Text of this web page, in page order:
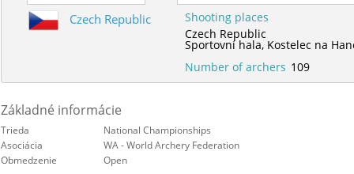
Czech Republic
Shooting places
Czech Republic
Sportovní hala, Kostelec na
Number of archers 109
Základné informácie
Trieda
National Championships
Asociácia
WA - World Archery Federation
Obmedzenie
Open